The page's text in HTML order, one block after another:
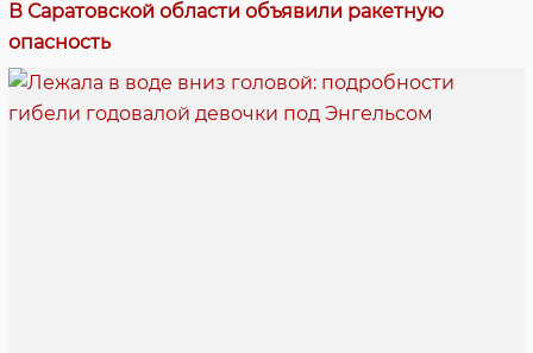
В Саратовской области объявили ракетную
опасность